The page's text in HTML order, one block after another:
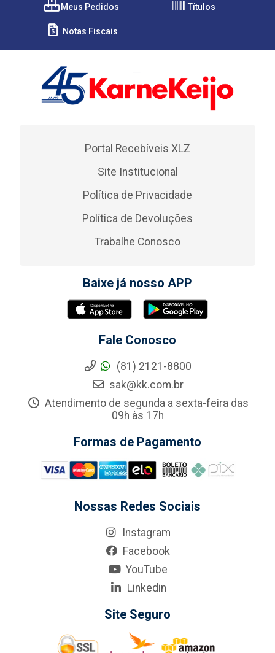
Meus Pedidos Títulos
Notas Fiscais
Portal Recebíveis XLZ
Site Institucional
Política de Privacidade
Política de Devoluções
Trabalhe Conosco
Baixe já nosso APP
Fale Conosco
(81) 2121-8800
sak@kk.com.br
Atendimento de segunda a sexta-feira das
09h às 17h
Formas de Pagamento
Nossas Redes Sociais
Instagram
Facebook
YouTube
Linkedin
Site Seguro